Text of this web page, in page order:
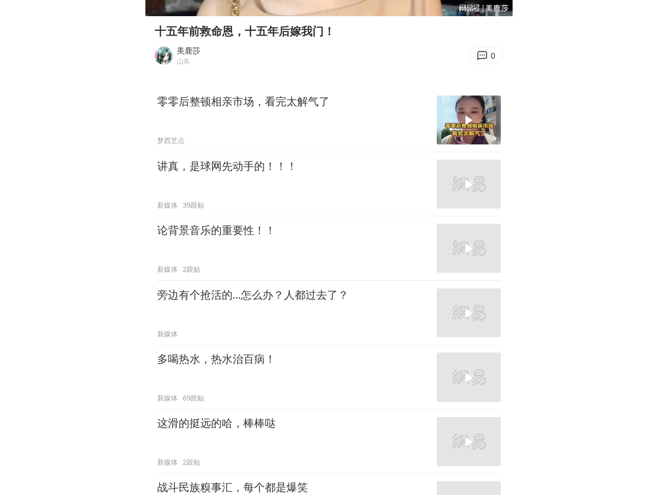
41岁女子为鼓励女儿考上985研究生
弹药库存告急 美军补货难
乘客脱鞋散发异味 司机提醒反被怼
Play
00:00 06:50
Enter
十五年前救命恩，十五年后嫁我门！
美鹿莎
山东 0
零零后整顿相亲市场，看完太解气了
梦西芝点
讲真，是球网先动手的！！！
新媒体 39跟贴
论背景音乐的重要性！！
新媒体 2跟贴
旁边有个抢活的…怎么办？人都过去了？
新媒体
多喝热水，热水治百病！
新媒体 69跟贴
这滑的挺远的哈，棒棒哒
新媒体 2跟贴
战斗民族糗事汇，每个都是爆笑